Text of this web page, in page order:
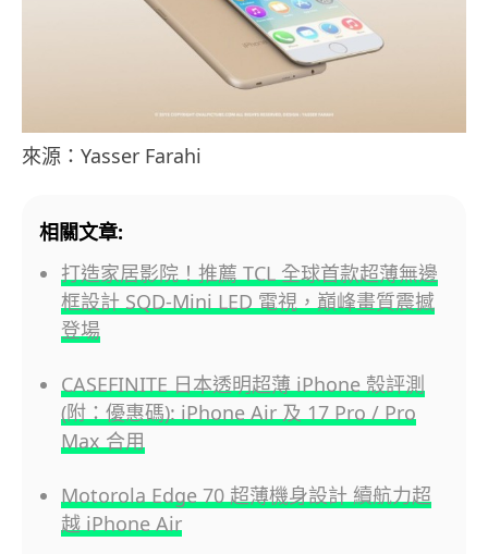
來源：Yasser Farahi
相關文章:
打造家居影院！推薦 TCL 全球首款超薄無邊
框設計 SQD-Mini LED 電視，巔峰畫質震撼
登場
CASEFINITE 日本透明超薄 iPhone 殼評測
(附：優惠碼): iPhone Air 及 17 Pro / Pro
Max 合用
Motorola Edge 70 超薄機身設計 續航力超
越 iPhone Air